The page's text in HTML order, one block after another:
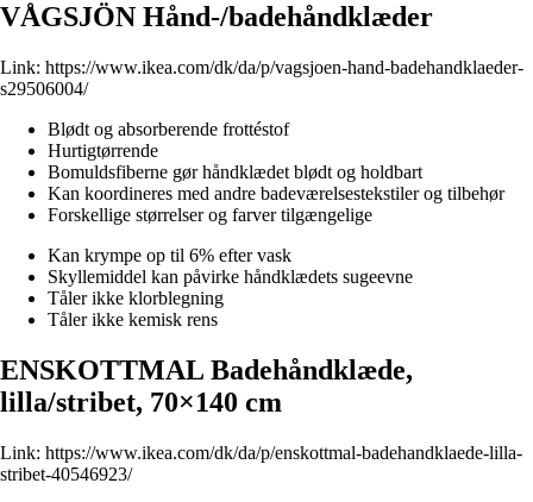
VÅGSJÖN Hånd-/badehåndklæder
Link: https://www.ikea.com/dk/da/p/vagsjoen-hand-badehandklaeder-
s29506004/
Blødt og absorberende frottéstof
Hurtigtørrende
Bomuldsfiberne gør håndklædet blødt og holdbart
Kan koordineres med andre badeværelsestekstiler og tilbehør
Forskellige størrelser og farver tilgængelige
Kan krympe op til 6% efter vask
Skyllemiddel kan påvirke håndklædets sugeevne
Tåler ikke klorblegning
Tåler ikke kemisk rens
ENSKOTTMAL Badehåndklæde,
lilla/stribet, 70×140 cm
Link: https://www.ikea.com/dk/da/p/enskottmal-badehandklaede-lilla-
stribet-40546923/